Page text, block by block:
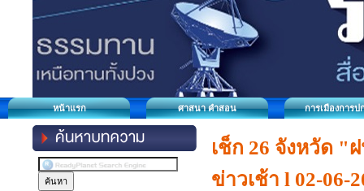
หน้าแรก ศาสนา คำสอน การเมืองการป
เช็ก 26 จังหวัด "
ข่าวเช้า l 02-06-